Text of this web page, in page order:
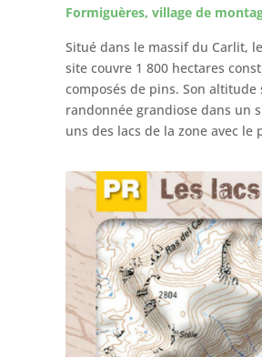
Formiguères, village de
Situé dans le massif du Carlit,
site couvre 1 800 hectares
composés de pins. Son altitude
randonnée grandiose dans un
uns des lacs de la zone avec